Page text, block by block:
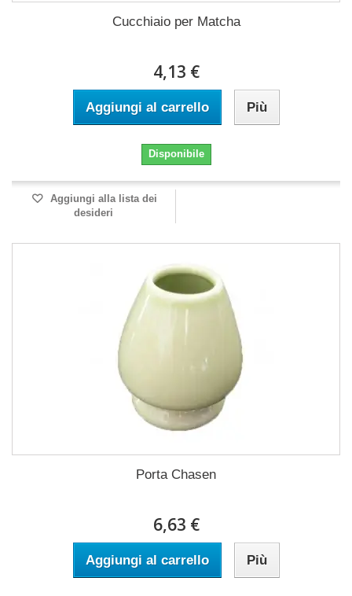
Cucchiaio per Matcha
4,13 €
Aggiungi al carrello Più
Disponibile
Aggiungi alla lista dei
desideri
Porta Chasen
6,63 €
Aggiungi al carrello Più